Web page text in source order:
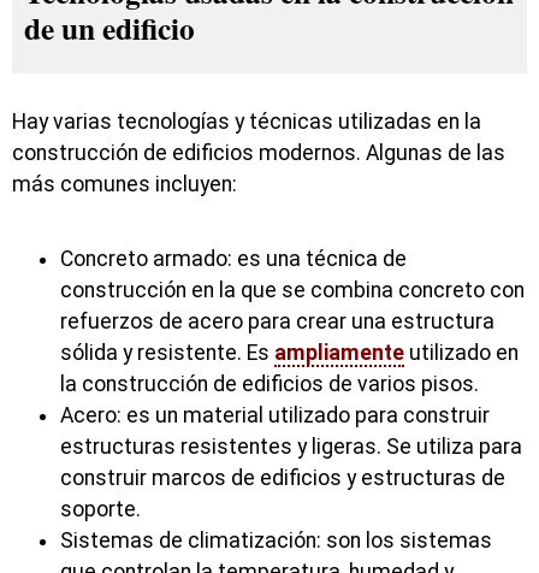
de un edificio
Hay varias tecnologías y técnicas utilizadas en la
construcción de edificios modernos. Algunas de las
más comunes incluyen:
Concreto armado: es una técnica de
construcción en la que se combina concreto con
refuerzos de acero para crear una estructura
sólida y resistente. Es ampliamente utilizado en
la construcción de edificios de varios pisos.
Acero: es un material utilizado para construir
estructuras resistentes y ligeras. Se utiliza para
construir marcos de edificios y estructuras de
soporte.
Sistemas de climatización: son los sistemas